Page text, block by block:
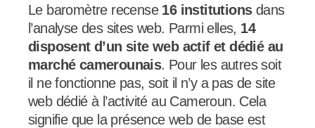
Le baromètre recense 16 institutionsdans
l’analyse des sites web. Parmi elles, 14
disposent d’un site web actif et dédié au
marché camerounais. Pour les autres soit
il ne fonctionne pas, soit il n’y a pas de site
web dédié à l’activité au Cameroun. Cela
signifie que la présence web de base est